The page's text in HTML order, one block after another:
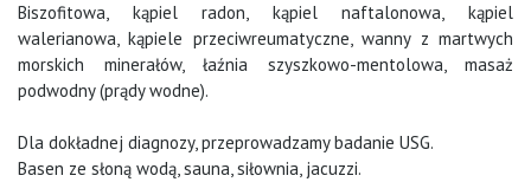
Biszofitowa, kąpiel radon, kąpiel naftalonowa, kąpiel
walerianowa, kąpiele przeciwreumatyczne, wanny z martwych
morskich minerałów, łaźnia szyszkowo-mentolowa, masaż
podwodny (prądy wodne).
Dla dokładnej diagnozy, przeprowadzamy badanie USG.
Basen ze słoną wodą, sauna, siłownia, jacuzzi.